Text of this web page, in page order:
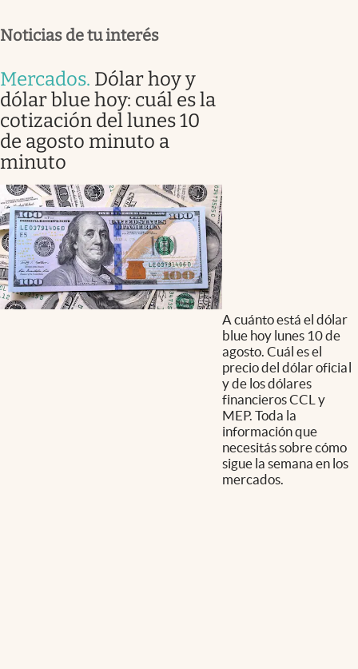
Noticias de tu interés
Mercados. Dólar hoy y
dólar blue hoy: cuál es la
cotización del lunes 10
de agosto minuto a
minuto
A cuánto está el dólar
blue hoy lunes 10 de
agosto. Cuál es el
precio del dólar oficial
y de los dólares
financieros CCL y
MEP. Toda la
información que
necesitás sobre cómo
sigue la semana en los
mercados.